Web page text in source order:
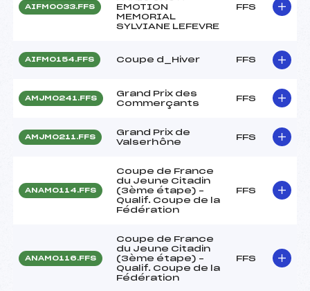
AIFM0033.FFS
EMOTION
MEMORIAL
SYLVIANE LEFEVRE
FFS
AIFM0154.FFS Coupe d_Hiver FFS
AMJM0241.FFS
Grand Prix des
Commerçants
FFS
AMJM0211.FFS
Grand Prix de
Valserhône
FFS
ANAM0114.FFS
Coupe de France
du Jeune Citadin
(3ème étape) –
Qualif. Coupe de la
Fédération
FFS
ANAM0116.FFS
Coupe de France
du Jeune Citadin
(3ème étape) –
Qualif. Coupe de la
Fédération
FFS